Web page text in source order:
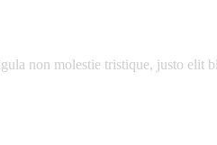
non molestie tristique, justo elit